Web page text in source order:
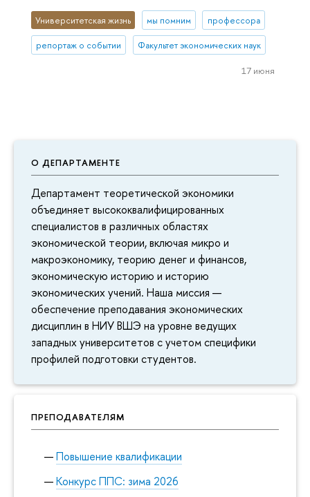
О ДЕПАРТАМЕНТЕ
Департамент теоретической экономики
объединяет высококвалифицированных
специалистов в различных областях
экономической теории, включая микро и
макроэкономику, теорию денег и финансов,
экономическую историю и историю
экономических учений. Наша миссия —
обеспечение преподавания экономических
дисциплин в НИУ ВШЭ на уровне ведущих
западных университетов с учетом специфики
профилей подготовки студентов.
ПРЕПОДАВАТЕЛЯМ
Повышение квалификации
Конкурс ППС: зима 2026
Университетская жизнь мы помним профессора
репортаж о событии Факультет экономических наук
17 июня